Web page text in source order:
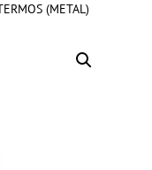
(METAL)